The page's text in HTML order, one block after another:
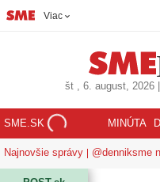
Viac
št, 6. august, 2026|
SME.SK MINÚTA
Najnovšie správy @denniksme